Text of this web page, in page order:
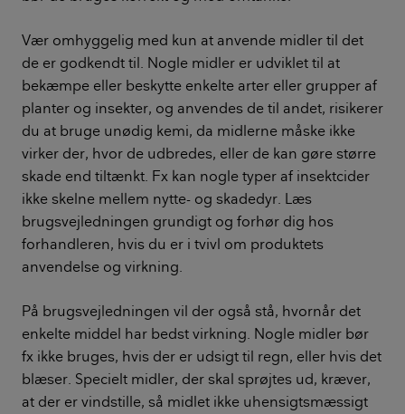
Vær omhyggelig med kun at anvende midler til det
de er godkendt til. Nogle midler er udviklet til at
bekæmpe eller beskytte enkelte arter eller grupper af
planter og insekter, og anvendes de til andet, risikerer
du at bruge unødig kemi, da midlerne måske ikke
virker der, hvor de udbredes, eller de kan gøre større
skade end tiltænkt. Fx kan nogle typer af insektcider
ikke skelne mellem nytte- og skadedyr. Læs
brugsvejledningen grundigt og forhør dig hos
forhandleren, hvis du er i tvivl om produktets
anvendelse og virkning.
På brugsvejledningen vil der også stå, hvornår det
enkelte middel har bedst virkning. Nogle midler bør
fx ikke bruges, hvis der er udsigt til regn, eller hvis det
blæser. Specielt midler, der skal sprøjtes ud, kræver,
at der er vindstille, så midlet ikke uhensigtsmæssigt